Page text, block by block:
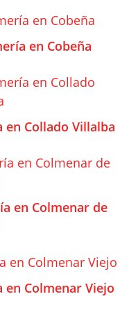
en Cobeña
Collado Villalba
en Colmenar de
Colmenar Viejo